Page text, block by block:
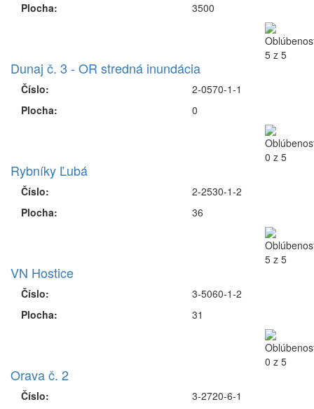
Plocha: 3500
Dunaj č. 3 - OR stredná inundácia
Číslo:
Plocha:
2-0570-1-1
0
Rybníky Ľubá
Číslo:
Plocha:
2-2530-1-2
36
VN Hostice
Číslo:
Plocha:
3-5060-1-2
31
Orava č. 2
Číslo:
3-2720-6-1